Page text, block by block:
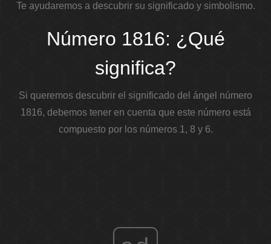
Te ayudaremos a descubrir su significado y simbolismo.
Número 1816: ¿Qué
significa?
Si queremos descubrir el significado del ángel número
1816, debemos tener en cuenta que este número está
compuesto por los números 1, 8 y 6.